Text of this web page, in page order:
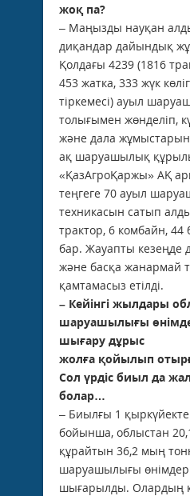
жоқ па?
– Маңызды науқан
диқандар дайындық
Қолдағы 4239 (1816
453 жатка, 333 жүк
тіркемесі) ауыл
толығымен жөнделіп,
және дала
ақ шаруашылық
«ҚазАгроҚаржы» АҚ
теңгеге 70 ауыл
техникасын сатып
трактор, 6 комбайн, 44
бар. Жауапты кезеңде
және басқа жанармай
қамтамасыз етілді.
– Кейінгі жылдары
шаруашылығы
шығару дұрыс
жолға қойылып отыр
Сол үрдіс биыл да
болар…
– Биылғы 1
бойынша, облыстан
құрайтын 36,2 мың
шаруашылығы
шығарылды. Олардың